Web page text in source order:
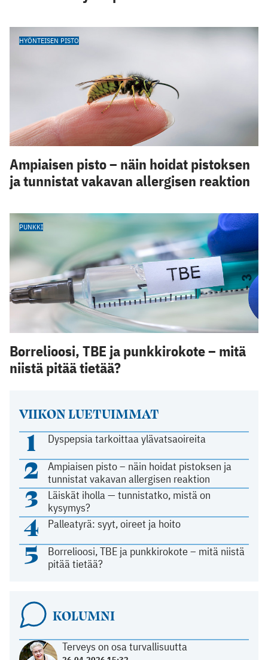
VIIKON LUETUIMMAT
1 Dyspepsia tarkoittaa ylävatsaoireita
2
Ampiaisen pisto – näin hoidat pistoksen ja
tunnistat vakavan allergisen reaktion
3
Läiskät iholla — tunnistatko, mistä on
kysymys?
4 Palleatyrä: syyt, oireet ja hoito
5
Borrelioosi, TBE ja punkkirokote – mitä niistä
pitää tietää?
KOLUMNI
Terveys on osa turvallisuutta
HYÖNTEISEN PISTO
Ampiaisen pisto – näin hoidat pistoksen
ja tunnistat vakavan allergisen reaktion
PUNKKI
Borrelioosi, TBE ja punkkirokote – mitä
niistä pitää tietää?